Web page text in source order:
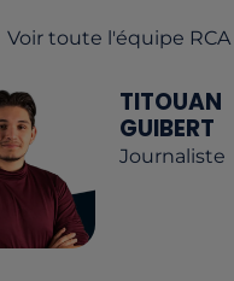
Voir toute l'équipe RCA
TITOUAN
GUIBERT
Journaliste